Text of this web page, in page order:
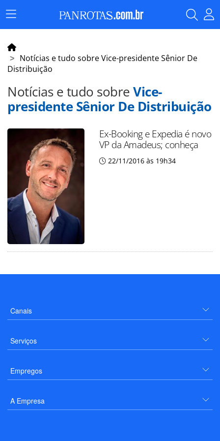
Menu
Principal
Notícias e tudo sobre Vice-presidente Sênior De
Distribuição
Notícias e tudo sobreVice-
presidente Sênior De Distribuição
Ex-Booking e Expedia é novo
VP da Amadeus; conheça
22/11/2016 às 19h34
Canais
Serviços
Empregos
A Empresa